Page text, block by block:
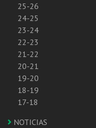
25-26
24-25
23-24
22-23
21-22
20-21
19-20
18-19
17-18
NOTICIAS